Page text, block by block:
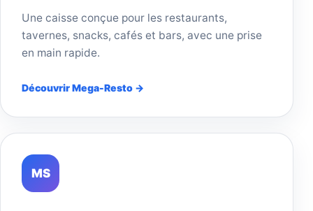
Une caisse conçue pour les restaurants,
tavernes, snacks, cafés et bars, avec une prise
en main rapide.
Découvrir Mega-Resto →
MS